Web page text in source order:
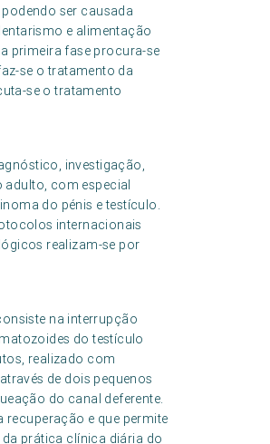
ser causada
e alimentação
primeira fase procura-se
se o tratamento da
se o tratamento
investigação,
com especial
do pénis e testículo.
internacionais
realizam-se por
na interrupção
do testículo
realizado com
de dois pequenos
do canal deferente.
e que permite
prática clínica diária do